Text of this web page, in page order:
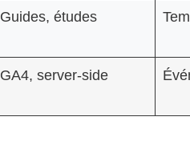
Guides, études
GA4, server-side